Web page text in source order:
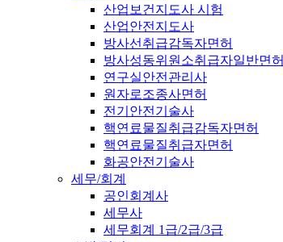
산업보건지도사 시험
산업안전지도사
방사선취급감독자면허
방사성동위원소취급자일반면허
연구실안전관리사
원자로조종사면허
전기안전기술사
핵연료물질취급감독자면허
핵연료물질취급자면허
화공안전기술사
세무/회계
공인회계사
세무사
세무회계 1급/2급/3급